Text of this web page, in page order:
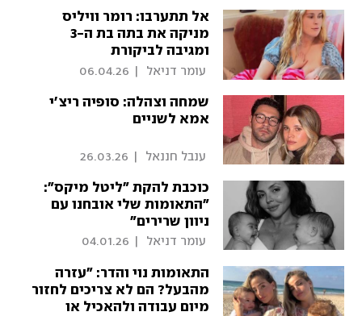
אל תתערבו: רומר וויליס
מניקה את בתה בת ה-3
ומגיבה לביקורת
עומר דניאל 06.04.26
שמחה וצהלה: סופיה ריצ'י
אמא לשניים
ענבל חננאל 26.03.26
כוכבת להקת "ליטל מיקס":
"התאומות שלי אובחנו עם
ניוון שרירים"
עומר דניאל 04.01.26
התאומות נוי והדר: "עזרה
מהבעל? הם לא צריכים לחזור
מיום עבודה ולהאכיל או